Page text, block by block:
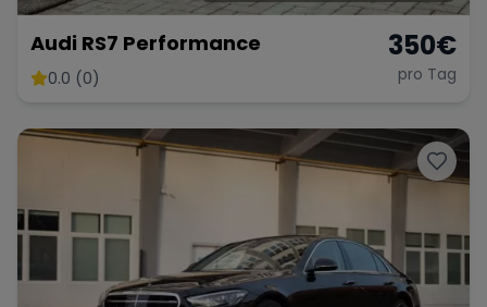
Audi RS7 Performance
0.0 (0)
350€
pro Tag